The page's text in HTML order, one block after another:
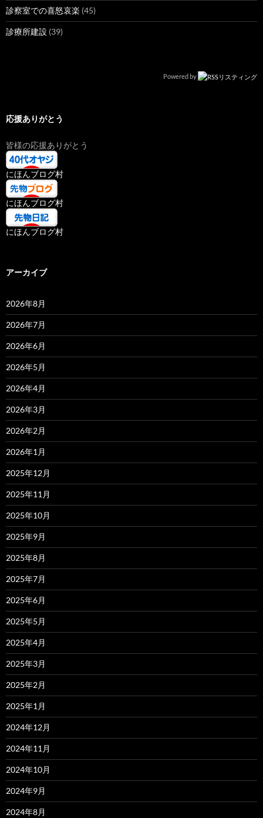
診察室での喜怒哀楽 (45)
診療所建設 (39)
Powered by
応援ありがとう
皆様の応援ありがとう
にほんブログ村
にほんブログ村
にほんブログ村
アーカイブ
2026年8月
2026年7月
2026年6月
2026年5月
2026年4月
2026年3月
2026年2月
2026年1月
2025年12月
2025年11月
2025年10月
2025年9月
2025年8月
2025年7月
2025年6月
2025年5月
2025年4月
2025年3月
2025年2月
2025年1月
2024年12月
2024年11月
2024年10月
2024年9月
2024年8月